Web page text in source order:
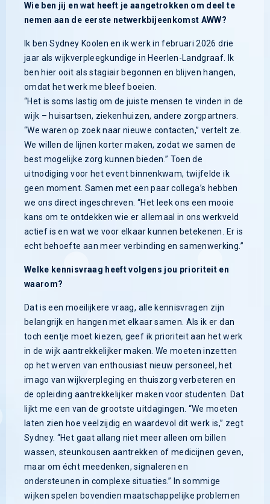
Wie ben jij en wat heeft je aangetrokken om deel te
nemen aan de eerste netwerkbijeenkomst AWW?
Ik ben Sydney Koolen en ik werk in februari 2026 drie
jaar als wijkverpleegkundige in Heerlen-Landgraaf. Ik
ben hier ooit als stagiair begonnen en blijven hangen,
omdat het werk me bleef boeien.
“Het is soms lastig om de juiste mensen te vinden in de
wijk – huisartsen, ziekenhuizen, andere zorgpartners.
“We waren op zoek naar nieuwe contacten,” vertelt ze.
We willen de lijnen korter maken, zodat we samen de
best mogelijke zorg kunnen bieden.” Toen de
uitnodiging voor het event binnenkwam, twijfelde ik
geen moment. Samen met een paar collega’s hebben
we ons direct ingeschreven. “Het leek ons een mooie
kans om te ontdekken wie er allemaal in ons werkveld
actief is en wat we voor elkaar kunnen betekenen. Er is
echt behoefte aan meer verbinding en samenwerking.”
Welke kennisvraag heeft volgens jou prioriteit en
waarom?
Dat is een moeilijkere vraag, alle kennisvragen zijn
belangrijk en hangen met elkaar samen. Als ik er dan
toch eentje moet kiezen, geef ik prioriteit aan het werk
in de wijk aantrekkelijker maken. We moeten inzetten
op het werven van enthousiast nieuw personeel, het
imago van wijkverpleging en thuiszorg verbeteren en
de opleiding aantrekkelijker maken voor studenten. Dat
lijkt me een van de grootste uitdagingen. “We moeten
laten zien hoe veelzijdig en waardevol dit werk is,” zegt
Sydney. “Het gaat allang niet meer alleen om billen
wassen, steunkousen aantrekken of medicijnen geven,
maar om écht meedenken, signaleren en
ondersteunen in complexe situaties.” In sommige
wijken spelen bovendien maatschappelijke problemen